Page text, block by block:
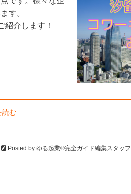
す。
紹介します！
読む
Posted by ゆる起業®完全ガイド編集スタッフ